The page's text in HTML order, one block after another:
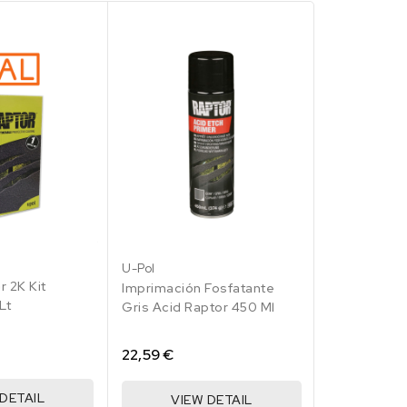
2K Kit
U-Pol
Imprimación Fosfatante
Gris Acid Raptor 450 Ml
22,59 €
VIEW DETAIL